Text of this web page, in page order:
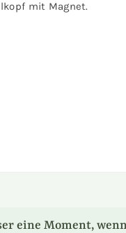
mit Magnet.
eine Moment,